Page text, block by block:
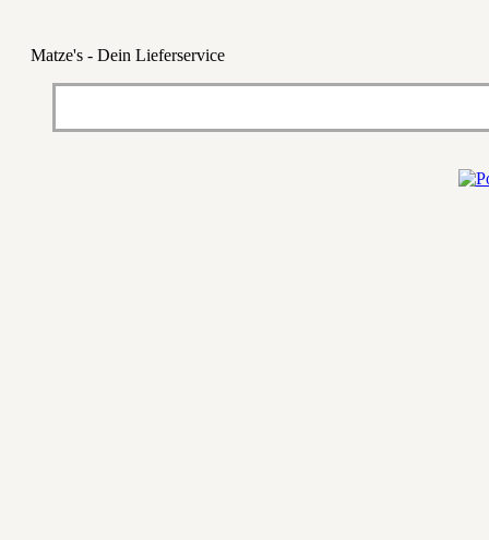
Matze's - Dein Lieferservice